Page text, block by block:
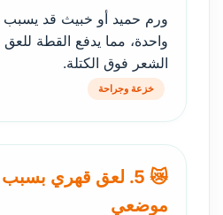
ورم حميد أو خبيث قد يسبب
واحدة، مما يدفع القطة
الشعر فوق الكتلة.
خزعة وجراحة
😿 5. لعق قهري
موضعي